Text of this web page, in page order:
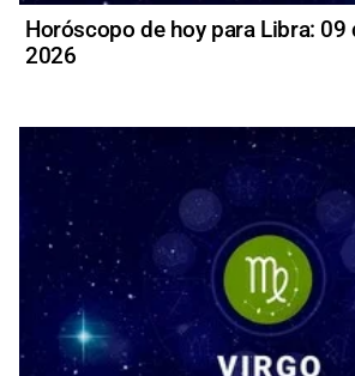
Horóscopo de hoy para Libra: 09
2026